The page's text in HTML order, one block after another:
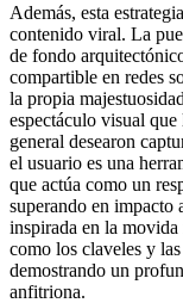
Además, esta
contenido viral. La
de fondo
compartible en redes
la propia
espectáculo visual
general desearon
el usuario es una
que actúa como un
superando en
inspirada en la
como los claveles y
demostrando un
anfitriona.